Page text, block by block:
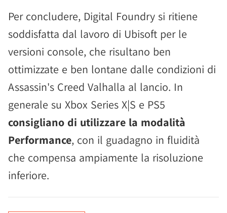
Per concludere, Digital Foundry si ritiene
soddisfatta dal lavoro di Ubisoft per le
versioni console, che risultano ben
ottimizzate e ben lontane dalle condizioni di
Assassin's Creed Valhalla al lancio. In
generale su Xbox Series X|S e PS5
consigliano di utilizzare la modalità
Performance, con il guadagno in fluidità
che compensa ampiamente la risoluzione
inferiore.